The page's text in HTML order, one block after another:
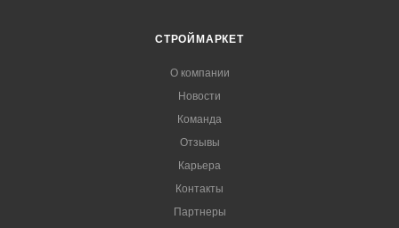
СТРОЙМАРКЕТ
О компании
Новости
Команда
Отзывы
Карьера
Контакты
Партнеры